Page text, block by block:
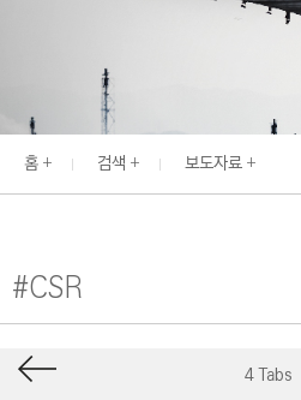
E
N
홈 검색 보도자료
4 Tabs